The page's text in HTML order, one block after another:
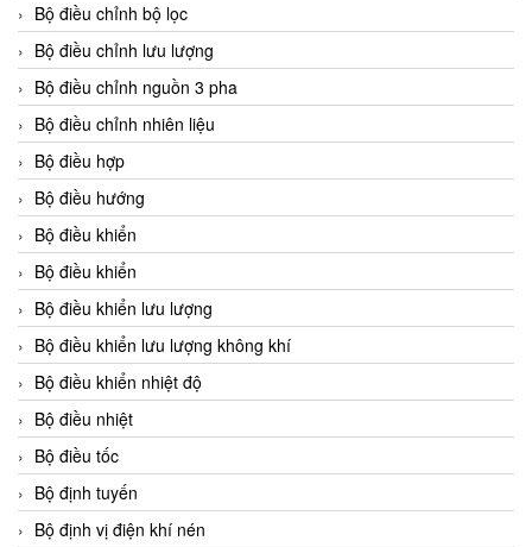
Bộ điều chỉnh bộ lọc
Bộ điều chỉnh lưu lượng
Bộ điều chỉnh nguồn 3 pha
Bộ điều chỉnh nhiên liệu
Bộ điều hợp
Bộ điều hướng
Bộ điều khiển
Bộ điều khiển
Bộ điều khiển lưu lượng
Bộ điều khiển lưu lượng không khí
Bộ điều khiển nhiệt độ
Bộ điều nhiệt
Bộ điều tốc
Bộ định tuyến
Bộ định vị điện khí nén